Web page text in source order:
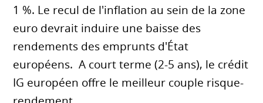
1 %. Le recul de l'inflation au sein de la zone
euro devrait induire une baisse des
rendements des emprunts d'État
européens. A court terme (2-5 ans), le crédit
IG européen offre le meilleur couple risque-